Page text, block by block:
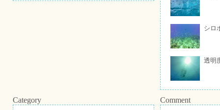
シロ
透明
Category Comment